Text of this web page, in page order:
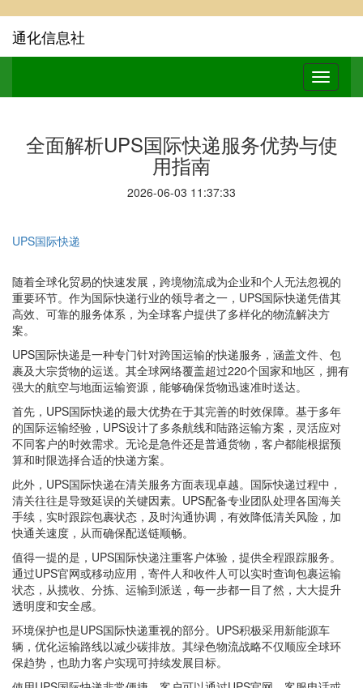
通化信息社
全面解析UPS国际快递服务优势与使
用指南
2026-06-03 11:37:33
UPS国际快递
随着全球化贸易的快速发展，跨境物流成为企业和个人无法忽视的
重要环节。作为国际快递行业的领导者之一，UPS国际快递凭借其
高效、可靠的服务体系，为全球客户提供了多样化的物流解决方
案。
UPS国际快递是一种专门针对跨国运输的快递服务，涵盖文件、包
裹及大宗货物的运送。其全球网络覆盖超过220个国家和地区，拥有
强大的航空与地面运输资源，能够确保货物迅速准时送达。
首先，UPS国际快递的最大优势在于其完善的时效保障。基于多年
的国际运输经验，UPS设计了多条航线和陆路运输方案，灵活应对
不同客户的时效需求。无论是急件还是普通货物，客户都能根据预
算和时限选择合适的快递方案。
此外，UPS国际快递在清关服务方面表现卓越。国际快递过程中，
清关往往是导致延误的关键因素。UPS配备专业团队处理各国海关
手续，实时跟踪包裹状态，及时沟通协调，有效降低清关风险，加
快通关速度，从而确保配送链顺畅。
值得一提的是，UPS国际快递注重客户体验，提供全程跟踪服务。
通过UPS官网或移动应用，寄件人和收件人可以实时查询包裹运输
状态，从揽收、分拣、运输到派送，每一步都一目了然，大大提升
透明度和安全感。
环境保护也是UPS国际快递重视的部分。UPS积极采用新能源车
辆，优化运输路线以减少碳排放。其绿色物流战略不仅顺应全球环
保趋势，也助力客户实现可持续发展目标。